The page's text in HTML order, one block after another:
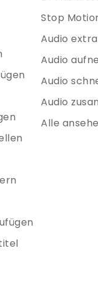
Stop
Audio
Audio
Audio
Audio
Alle